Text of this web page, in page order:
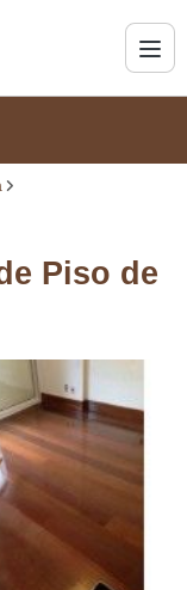
Piso de